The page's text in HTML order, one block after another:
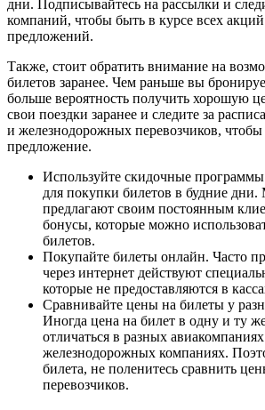
дни. Подписывайтесь на рассылки и
компаний, чтобы быть в курсе всех
предложений.
Также, стоит обратить внимание на
билетов заранее. Чем раньше вы
больше вероятность получить хорошую
свои поездки заранее и следите за
и железнодорожных перевозчиков,
предложение.
Используйте скидочные
для покупки билетов в будние
предлагают своим постоянным
бонусы, которые можно
билетов.
Покупайте билеты онлайн. Часто
через интернет действуют
которые не предоставляются в
Сравнивайте цены на билеты у
Иногда цена на билет в одну и ту
отличаться в разных
железнодорожных компаниях.
билета, не поленитесь сравнить
перевозчиков.